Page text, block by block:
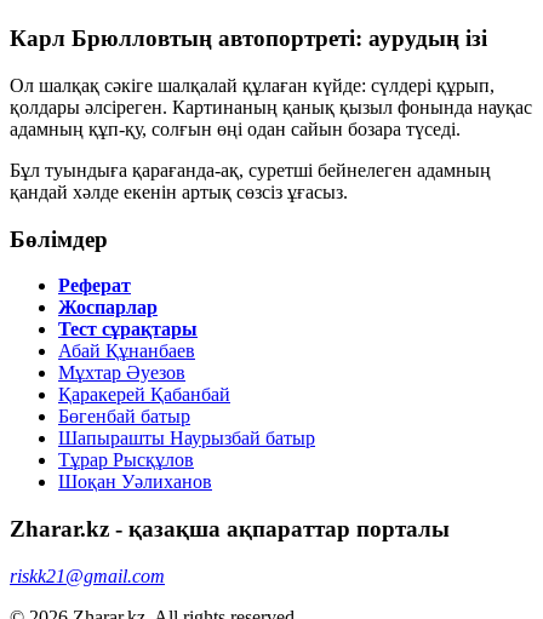
Карл Брюлловтың автопортреті: аурудың ізі
Ол шалқақ сәкіге шалқалай құлаған күйде: сүлдері құрып,
қолдары әлсіреген. Картинаның қанық қызыл фонында науқас
адамның құп-қу, солғын өңі одан сайын бозара түседі.
Бұл туындыға қарағанда-ақ, суретші бейнелеген адамның
қандай хәлде екенін артық сөзсіз ұғасыз.
Бөлімдер
Реферат
Жоспарлар
Тест сұрақтары
Абай Құнанбаев
Мұхтар Әуезов
Қаракерей Қабанбай
Бөгенбай батыр
Шапырашты Наурызбай батыр
Тұрар Рысқұлов
Шоқан Уәлиханов
Zharar.kz - қазақша ақпараттар порталы
riskk21@gmail.com